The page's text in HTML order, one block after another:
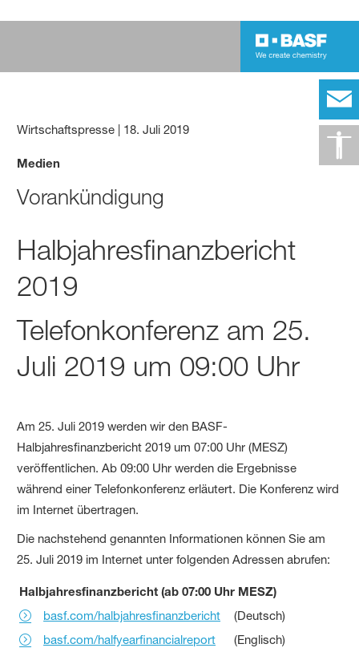
Wirtschaftspresse | 18. Juli 2019
Medien
Vorankündigung
Halbjahresfinanzbericht
2019
Telefonkonferenz am 25.
Juli 2019 um 09:00 Uhr
Am 25. Juli 2019 werden wir den BASF-
Halbjahresfinanzbericht 2019 um 07:00 Uhr (MESZ)
veröffentlichen. Ab 09:00 Uhr werden die Ergebnisse
während einer Telefonkonferenz erläutert. Die Konferenz wird
im Internet übertragen.
Die nachstehend genannten Informationen können Sie am
25. Juli 2019 im Internet unter folgenden Adressen abrufen:
Halbjahresfinanzbericht (ab 07:00 Uhr MESZ)
basf.com/halbjahresfinanzbericht
(Deutsch)
basf.com/halfyearfinancialreport
(Englisch)